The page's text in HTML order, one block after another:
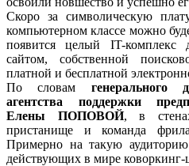
Скоро за символическую
компьютерном классе можно
появится целый IT-комплекс
сайтом, собственной
платной и бесплатной
По словам генерального
агентства поддержки
Елены ПОПОВОЙ, в
пристанище и команда
Примерно на такую
действующих в мире коворкинг-